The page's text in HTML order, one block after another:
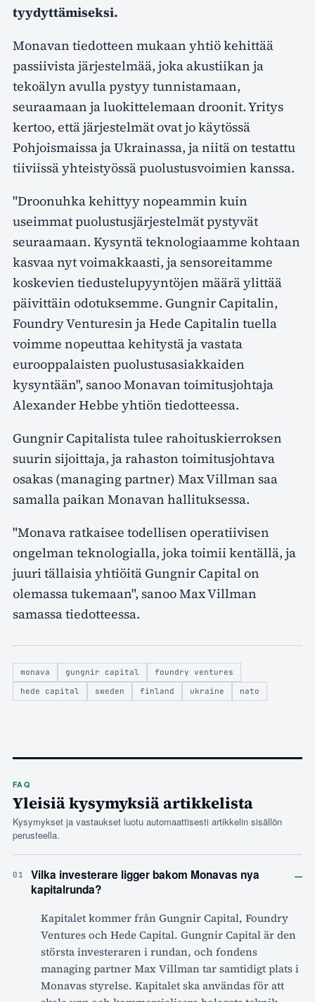
tyydyttämiseksi.
Monavan tiedotteen mukaan yhtiö kehittää
passiivista järjestelmää, joka akustiikan ja
tekoälyn avulla pystyy tunnistamaan,
seuraamaan ja luokittelemaan droonit. Yritys
kertoo, että järjestelmät ovat jo käytössä
Pohjoismaissa ja Ukrainassa, ja niitä on testattu
tiiviissä yhteistyössä puolustusvoimien kanssa.
"Droonuhka kehittyy nopeammin kuin
useimmat puolustusjärjestelmät pystyvät
seuraamaan. Kysyntä teknologiaamme kohtaan
kasvaa nyt voimakkaasti, ja sensoreitamme
koskevien tiedustelupyyntöjen määrä ylittää
päivittäin odotuksemme. Gungnir Capitalin,
Foundry Venturesin ja Hede Capitalin tuella
voimme nopeuttaa kehitystä ja vastata
eurooppalaisten puolustusasiakkaiden
kysyntään", sanoo Monavan toimitusjohtaja
Alexander Hebbe yhtiön tiedotteessa.
Gungnir Capitalista tulee rahoituskierroksen
suurin sijoittaja, ja rahaston toimitusjohtava
osakas (managing partner) Max Villman saa
samalla paikan Monavan hallituksessa.
"Monava ratkaisee todellisen operatiivisen
ongelman teknologialla, joka toimii kentällä, ja
juuri tällaisia yhtiöitä Gungnir Capital on
olemassa tukemaan", sanoo Max Villman
samassa tiedotteessa.
monava gungnir capital
foundry ventures
hede capital
sweden finland ukraine nato
FAQ
Yleisiä kysymyksiä artikkelista
Kysymykset ja vastaukset luotu automaattisesti artikkelin sisällön
perusteella.
01
Vilka investerare ligger bakom Monavas nya
kapitalrunda?
–
Kapitalet kommer från Gungnir Capital, Foundry
Ventures och Hede Capital. Gungnir Capital är den
största investeraren i rundan, och fondens
managing partner Max Villman tar samtidigt plats i
Monavas styrelse. Kapitalet ska användas för att